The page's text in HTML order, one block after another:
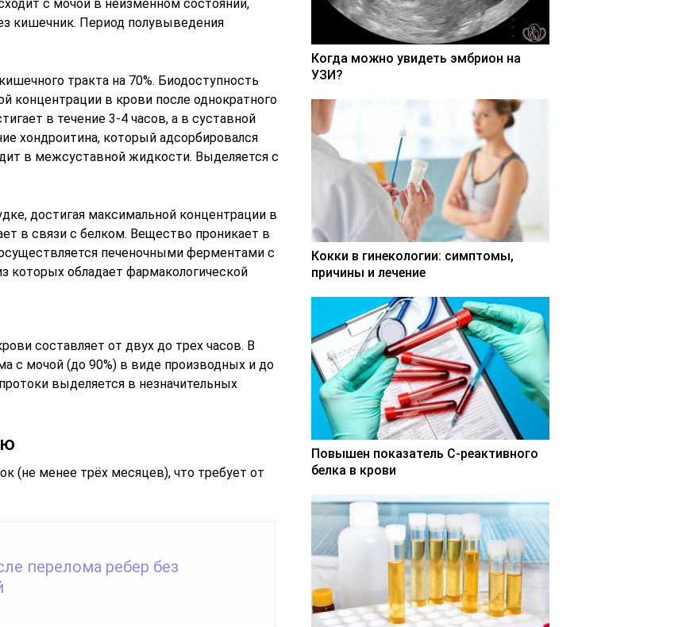
с мочой в неизменном состоянии,
кишечник. Период полувыведения
тракта на 70%. Биодоступность
концентрации в крови после однократного
в течение 3-4 часов, а в суставной
хондроитина, который адсорбировался
в межсуставной жидкости. Выделяется с
достигая максимальной концентрации в
в связи с белком. Вещество проникает в
печеночными ферментами с
которых обладает фармакологической
составляет от двух до трех часов. В
с мочой (до 90%) в виде производных и до
выделяется в незначительных
(не менее трёх месяцев), что требует от
перелома ребер без
Когда можно увидеть эмбрион на
УЗИ?
Кокки в гинекологии: симптомы,
причины и лечение
Повышен показатель С-реактивного
белка в крови